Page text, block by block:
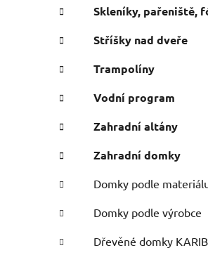
Skleníky, pařeniště,
Stříšky nad dveře
Trampolíny
Vodní program
Zahradní altány
Zahradní domky
Domky podle
Domky podle výrobce
Dřevěné domky